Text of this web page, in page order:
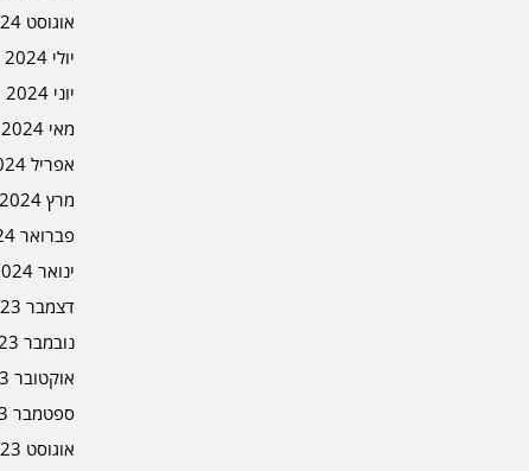
אוגוסט 2024
יולי 2024
יוני 2024
מאי 2024
אפריל 2024
מרץ 2024
פברואר 2024
ינואר 2024
דצמבר 2023
נובמבר 2023
אוקטובר 2023
ספטמבר 2023
אוגוסט 2023